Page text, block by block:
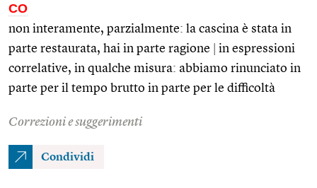
CO
non interamente, parzialmente: la cascina è stata in
parte restaurata, hai in parte ragione
in espressioni
correlative, in qualche misura: abbiamo rinunciato in
parte per il tempo brutto in parte per le difficoltà
Correzioni e suggerimenti
Condividi